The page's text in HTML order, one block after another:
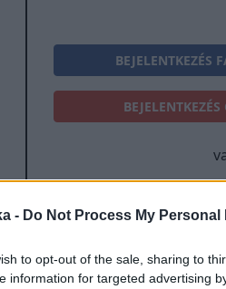
- Do Not Process My Personal
to opt-out of the sale, sharing to
information for targeted advertising
BEJELENTKEZÉS
Jelszó